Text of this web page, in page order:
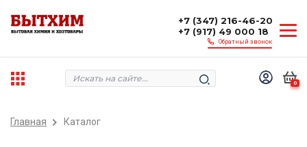
+7 (347) 216-46-20
+7 (917) 49 000 18
Обратный звонок
0
Главная Каталог